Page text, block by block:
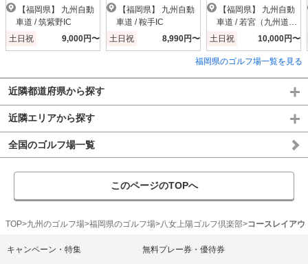
車道 / 筑紫野IC
土日祝
9,000円〜
ＧＭ】
車道 / 鞍手IC
土日祝
8,990円〜
車道 / 若宮（九州道）I
C
土日祝 10,000円〜
福岡県のゴルフ場一覧を見る
近隣都道府県から探す
近隣エリアから探す
全国のゴルフ場一覧
このページのTOPへ
TOP 九州のゴルフ場 福岡県のゴルフ場 八女上陽ゴルフ倶楽部 コースレイアウ
キャンペーン・特集 無料プレー券・優待券